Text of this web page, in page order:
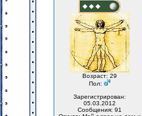
Возраст: 29
Пол:
Зарегистрирован:
05.03.2012
Сообщения: 91